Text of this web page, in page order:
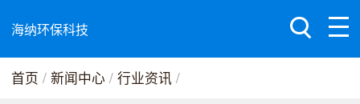
海纳环保科技
首页 / 新闻中心 / 行业资讯 /